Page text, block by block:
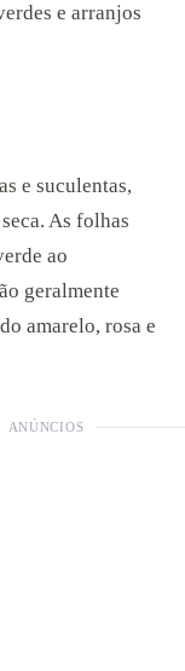
e arranjos
e suculentas,
As folhas
ao
geralmente
amarelo, rosa e
ANÚNCIOS